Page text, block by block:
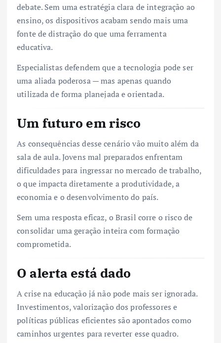
debate. Sem uma estratégia clara de integração ao
ensino, os dispositivos acabam sendo mais uma
fonte de distração do que uma ferramenta
educativa.
Especialistas defendem que a tecnologia pode ser
uma aliada poderosa — mas apenas quando
utilizada de forma planejada e orientada.
Um futuro em risco
As consequências desse cenário vão muito além da
sala de aula. Jovens mal preparados enfrentam
dificuldades para ingressar no mercado de trabalho,
o que impacta diretamente a produtividade, a
economia e o desenvolvimento do país.
Sem uma resposta eficaz, o Brasil corre o risco de
consolidar uma geração inteira com formação
comprometida.
O alerta está dado
A crise na educação já não pode mais ser ignorada.
Investimentos, valorização dos professores e
políticas públicas eficientes são apontados como
caminhos urgentes para reverter esse quadro.